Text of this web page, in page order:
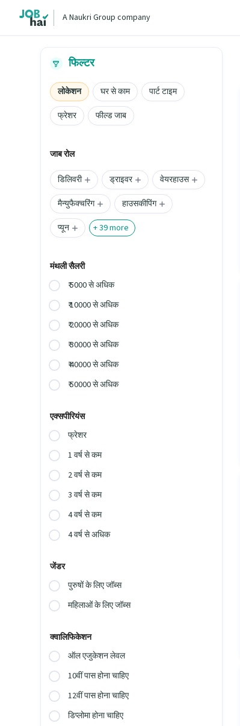
A Naukri Group company
फिल्टर
लोकेशन घर से काम
पार्ट टाइम
फ्रेशर
फील्ड जाब
जाब रोल
डिलिवरी ड्राइवर
वेयरहाउस
मैन्युफैक्चरिंग
हाउसकीपिंग
प्यून
+39more
मंथली सैलरी
₹ 5000 से अधिक
₹ 10000 से अधिक
₹ 20000 से अधिक
₹ 30000 से अधिक
₹ 40000 से अधिक
₹ 50000 से अधिक
एक्सपीरियंस
फ्रेशर
1 वर्ष से कम
2 वर्ष से कम
3 वर्ष से कम
4 वर्ष से कम
4 वर्ष से अधिक
जेंडर
पुरुषों के लिए जॉब्स
महिलाओं के लिए जॉब्स
क्वालिफिकेशन
ऑल एजुकेशन लेवल
10वीं पास होना चाहिए
12वीं पास होना चाहिए
डिप्लोमा होना चाहिए